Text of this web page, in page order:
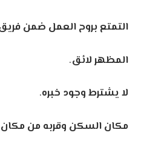
العملضمنفريقعملواحد.
خبره.
وقربه منمكانالعمل.